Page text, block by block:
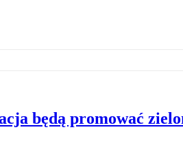
będą promować